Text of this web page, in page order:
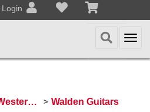
Login
Westerngitarren > Walden Guitars